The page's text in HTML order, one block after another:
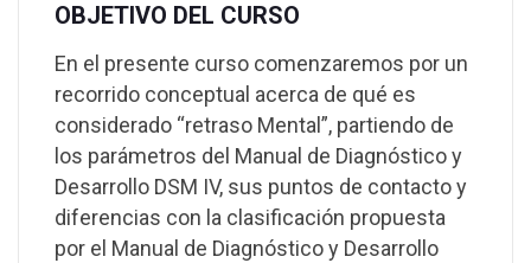
OBJETIVO DEL CURSO
En el presente curso comenzaremos por un
recorrido conceptual acerca de qué es
considerado “retraso Mental”, partiendo de
los parámetros del Manual de Diagnóstico y
Desarrollo DSM IV, sus puntos de contacto y
diferencias con la clasificación propuesta
por el Manual de Diagnóstico y Desarrollo